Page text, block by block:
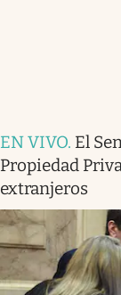
EN VIVO. El
Propiedad
extranjeros